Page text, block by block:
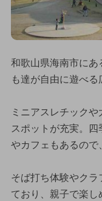
和歌山県海南市にあ
も達が自由に遊べる
ミニアスレチック
スポットが充実。
やカフェもあるので
そば打ち体験やク
ており、親子で楽し